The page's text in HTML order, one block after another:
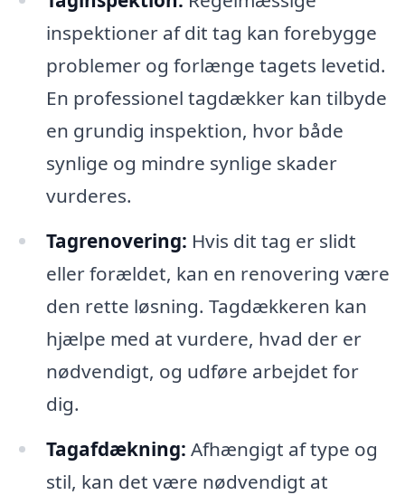
inspektioner af dit tag kan forebygge
problemer og forlænge tagets levetid.
En professionel tagdækker kan tilbyde
en grundig inspektion, hvor både
synlige og mindre synlige skader
vurderes.
Tagrenovering: Hvis dit tag er slidt
eller forældet, kan en renovering være
den rette løsning. Tagdækkeren kan
hjælpe med at vurdere, hvad der er
nødvendigt, og udføre arbejdet for
dig.
Tagafdækning: Afhængigt af type og
stil, kan det være nødvendigt at